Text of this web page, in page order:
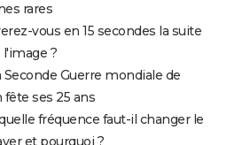
rares
vous en 15 secondes la suite
?
Guerre mondiale de
ses 25 ans
fréquence faut-il changer le
et pourquoi ?